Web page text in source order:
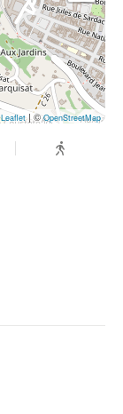
Leaflet| ©OpenStreetMap